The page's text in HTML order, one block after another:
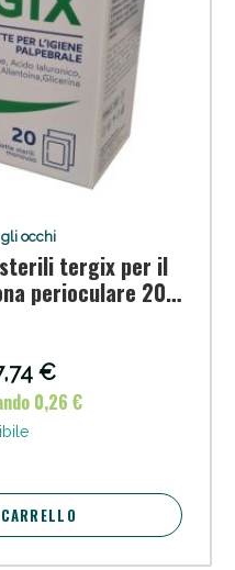
occhi
tergix per il
perioculare 20
€
0,26 €